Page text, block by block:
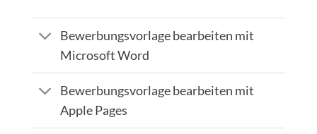
Bewerbungsvorlage bearbeiten mit
Microsoft Word
Bewerbungsvorlage bearbeiten mit
Apple Pages